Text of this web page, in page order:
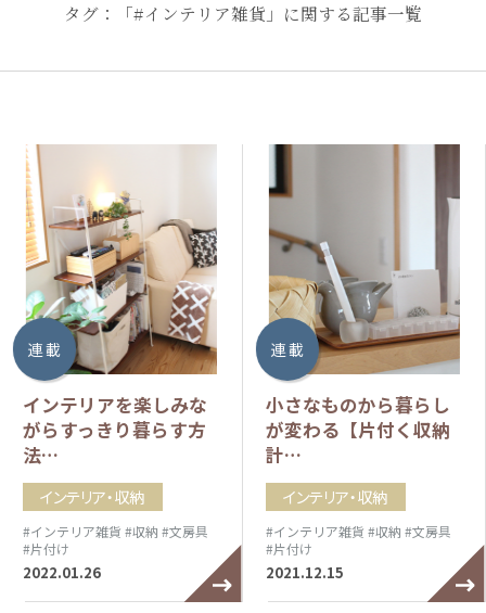
タグ：「#インテリア雑貨」に関する記事一覧
連 載
インテリアを楽しみな
がらすっきり暮らす方
法…
インテリア・収納
#インテリア雑貨 #収納 #文房具
#片付け
2022.01.26
連 載
小さなものから暮らし
が変わる【片付く収納
計…
インテリア・収納
#インテリア雑貨 #収納 #文房具
#片付け
2021.12.15